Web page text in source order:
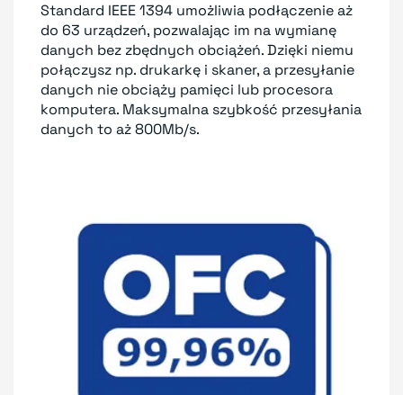
Standard IEEE 1394 umożliwia podłączenie aż
do 63 urządzeń, pozwalając im na wymianę
danych bez zbędnych obciążeń. Dzięki niemu
połączysz np. drukarkę i skaner, a przesyłanie
danych nie obciąży pamięci lub procesora
komputera. Maksymalna szybkość przesyłania
danych to aż 800Mb/s.